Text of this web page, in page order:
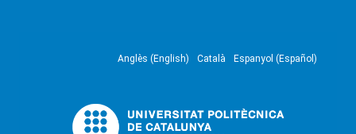
Anglès (English) Català Espanyol (Español)